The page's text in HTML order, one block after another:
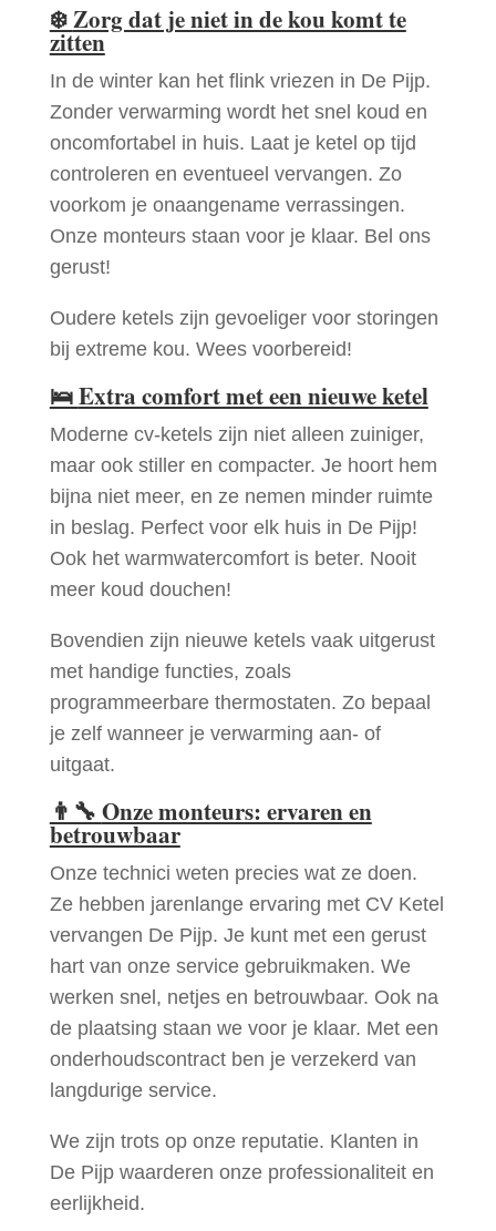
❄️Zorg dat je niet in de kou komt te
zitten
In de winter kan het flink vriezen in De Pijp.
Zonder verwarming wordt het snel koud en
oncomfortabel in huis. Laat je ketel op tijd
controleren en eventueel vervangen. Zo
voorkom je onaangename verrassingen.
Onze monteurs staan voor je klaar. Bel ons
gerust!
Oudere ketels zijn gevoeliger voor storingen
bij extreme kou. Wees voorbereid!
🛌Extra comfort met een nieuwe ketel
Moderne cv-ketels zijn niet alleen zuiniger,
maar ook stiller en compacter. Je hoort hem
bijna niet meer, en ze nemen minder ruimte
in beslag. Perfect voor elk huis in De Pijp!
Ook het warmwatercomfort is beter. Nooit
meer koud douchen!
Bovendien zijn nieuwe ketels vaak uitgerust
met handige functies, zoals
programmeerbare thermostaten. Zo bepaal
je zelf wanneer je verwarming aan- of
uitgaat.
👨‍🔧 Onze monteurs: ervaren en
betrouwbaar
Onze technici weten precies wat ze doen.
Ze hebben jarenlange ervaring met CV Ketel
vervangen De Pijp. Je kunt met een gerust
hart van onze service gebruikmaken. We
werken snel, netjes en betrouwbaar. Ook na
de plaatsing staan we voor je klaar. Met een
onderhoudscontract ben je verzekerd van
langdurige service.
We zijn trots op onze reputatie. Klanten in
De Pijp waarderen onze professionaliteit en
eerlijkheid.